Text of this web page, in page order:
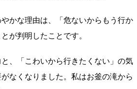
かな理由は、「危ないからもう行か
が判明したことです。
、「こわいから行きたくない」の気
なくなりました。私はお釜の滝から